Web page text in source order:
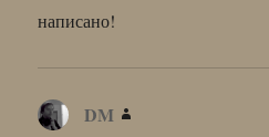
написано!
DM